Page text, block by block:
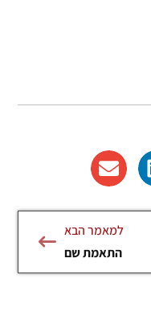
למאמר הבא
התאמת שם